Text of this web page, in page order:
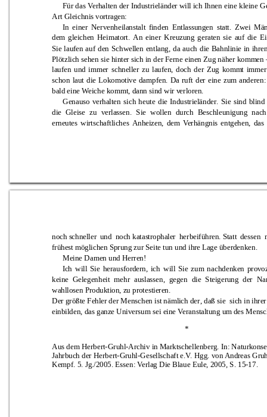
Für das Verhalten der Industrieländer will ich Ihnen eine kleine G
Art Gleichnis vortragen:
In einer Nervenheilanstalt finden Entlassungen statt. Zwei
dem gleichen Heimatort. An einer Kreuzung geraten sie auf die
Sie laufen auf den Schwellen entlang, da auch die Bahnlinie in
Plötzlich sehen sie hinter sich in der Ferne einen Zug näher kommen
laufen und immer schneller zu laufen, doch der Zug kommt i
schon laut die Lokomotive dampfen. Da ruft der eine zum anderen
bald eine Weiche kommt, dann sind wir verloren.
Genauso verhalten sich heute die Industrieländer. Sie sind blind
die Gleise zu verlassen. Sie wollen durch Beschleunigung
erneutes wirtschaftliches Anheizen, dem Verhängnis entgehen, das
noch schneller und noch katastrophaler herbeiführen. Statt dessen
frühest möglichen Sprung zur Seite tun und ihre Lage überdenken.
Meine Damen und Herren!
Ich will Sie herausfordern, ich will Sie zum nachdenken prov
keine Gelegenheit mehr auslassen, gegen die Steigerung der
wahllosen Produktion, zu protestieren.
Der größte Fehler der Menschen ist nämlich der, daß sie sich in
einbilden, das ganze Universum sei eine Veranstaltung um des Men
*
Aus dem Herbert-Gruhl-Archiv in Marktschellenberg. In:
Jahrbuch der Herbert-Gruhl-Gesellschaft e.V. Hgg. von Andreas
Kempf. 5. Jg./2005. Essen: Verlag Die Blaue Eule, 2005, S. 15-17.